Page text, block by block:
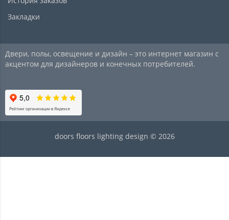
Закладки
Двери, полы, освещение и дизайн – это интернет магазин с
акцентом для дизайнеров и конечных потребителей.
doors floors lighting design © 2026